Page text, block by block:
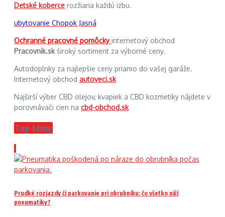
Detské koberce rozžiaria každú izbu.
ubytovanie Chopok Jasná
Ochranné pracovné pomôckyinternetový obchod
Pracovnik.skširoký sortiment za výborné ceny.
Autodoplnky za najlepšie ceny priamo do vašej garáže.
Internetový obchod autoveci.sk
Najširší výber CBD olejov, kvapiek a CBD kozmetiky nájdete v
porovnávači cien na cbd-obchod.sk
Top témy
1
Prudké rozjazdy či parkovanie pri obrubníku: čo všetko ničí
pneumatiky?